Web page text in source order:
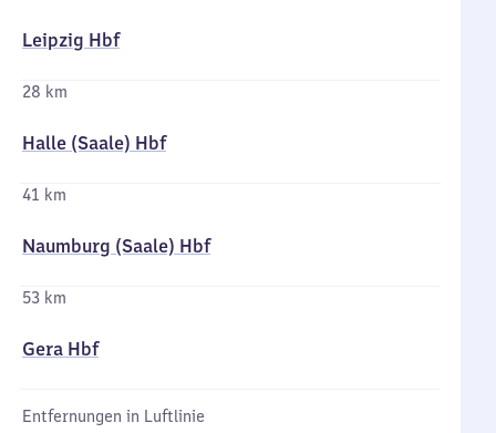
Leipzig Hbf
28 km
Halle (Saale) Hbf
41 km
Naumburg (Saale) Hbf
53 km
Gera Hbf
Entfernungen in Luftlinie